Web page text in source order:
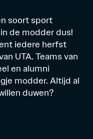
soort sport
de modder dus!
iedere herfst
UTA. Teams van
en alumni
modder. Altijd al
duwen?